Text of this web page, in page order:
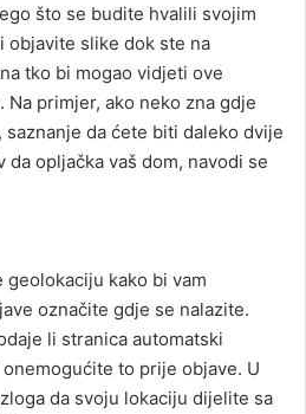
što se budite hvalili svojim
objavite slike dok ste na
tko bi mogao vidjeti ove
primjer, ako neko zna gdje
da ćete biti daleko dvije
opljačka vaš dom, navodi se
kako bi vam
označite gdje se nalazite.
li stranica automatski
to prije objave. U
da svoju lokaciju dijelite sa